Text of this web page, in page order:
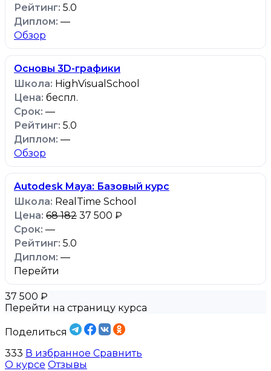
5.0
—
Обзор
Основы 3D-графики
HighVisualSchool
беспл.
—
5.0
—
Обзор
Autodesk Maya: Базовый курс
RealTime School
68 182 37 500 ₽
—
5.0
—
Перейти
37 500 ₽
Перейти на страницу курса
Поделиться
333 В избранное Сравнить
О курсе Отзывы